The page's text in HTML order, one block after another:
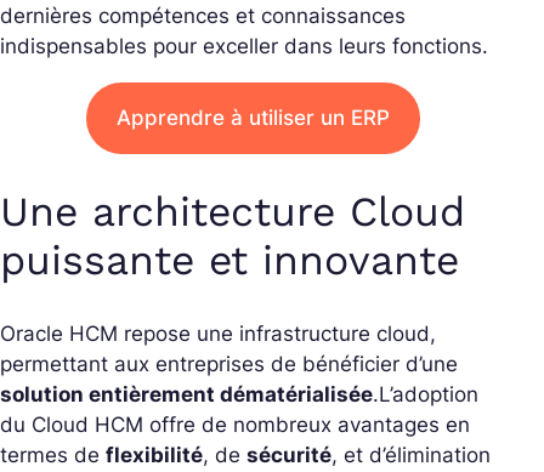
dernières compétences et connaissances
indispensables pour exceller dans leurs fonctions.
Apprendre à utiliser un ERP
Une architecture Cloud
puissante et innovante
Oracle HCM repose une infrastructure cloud,
permettant aux entreprises de bénéficier d’une
solution entièrement dématérialisée.L’adoption
du Cloud HCM offre de nombreux avantages en
termes de flexibilité, de sécurité, et d’élimination